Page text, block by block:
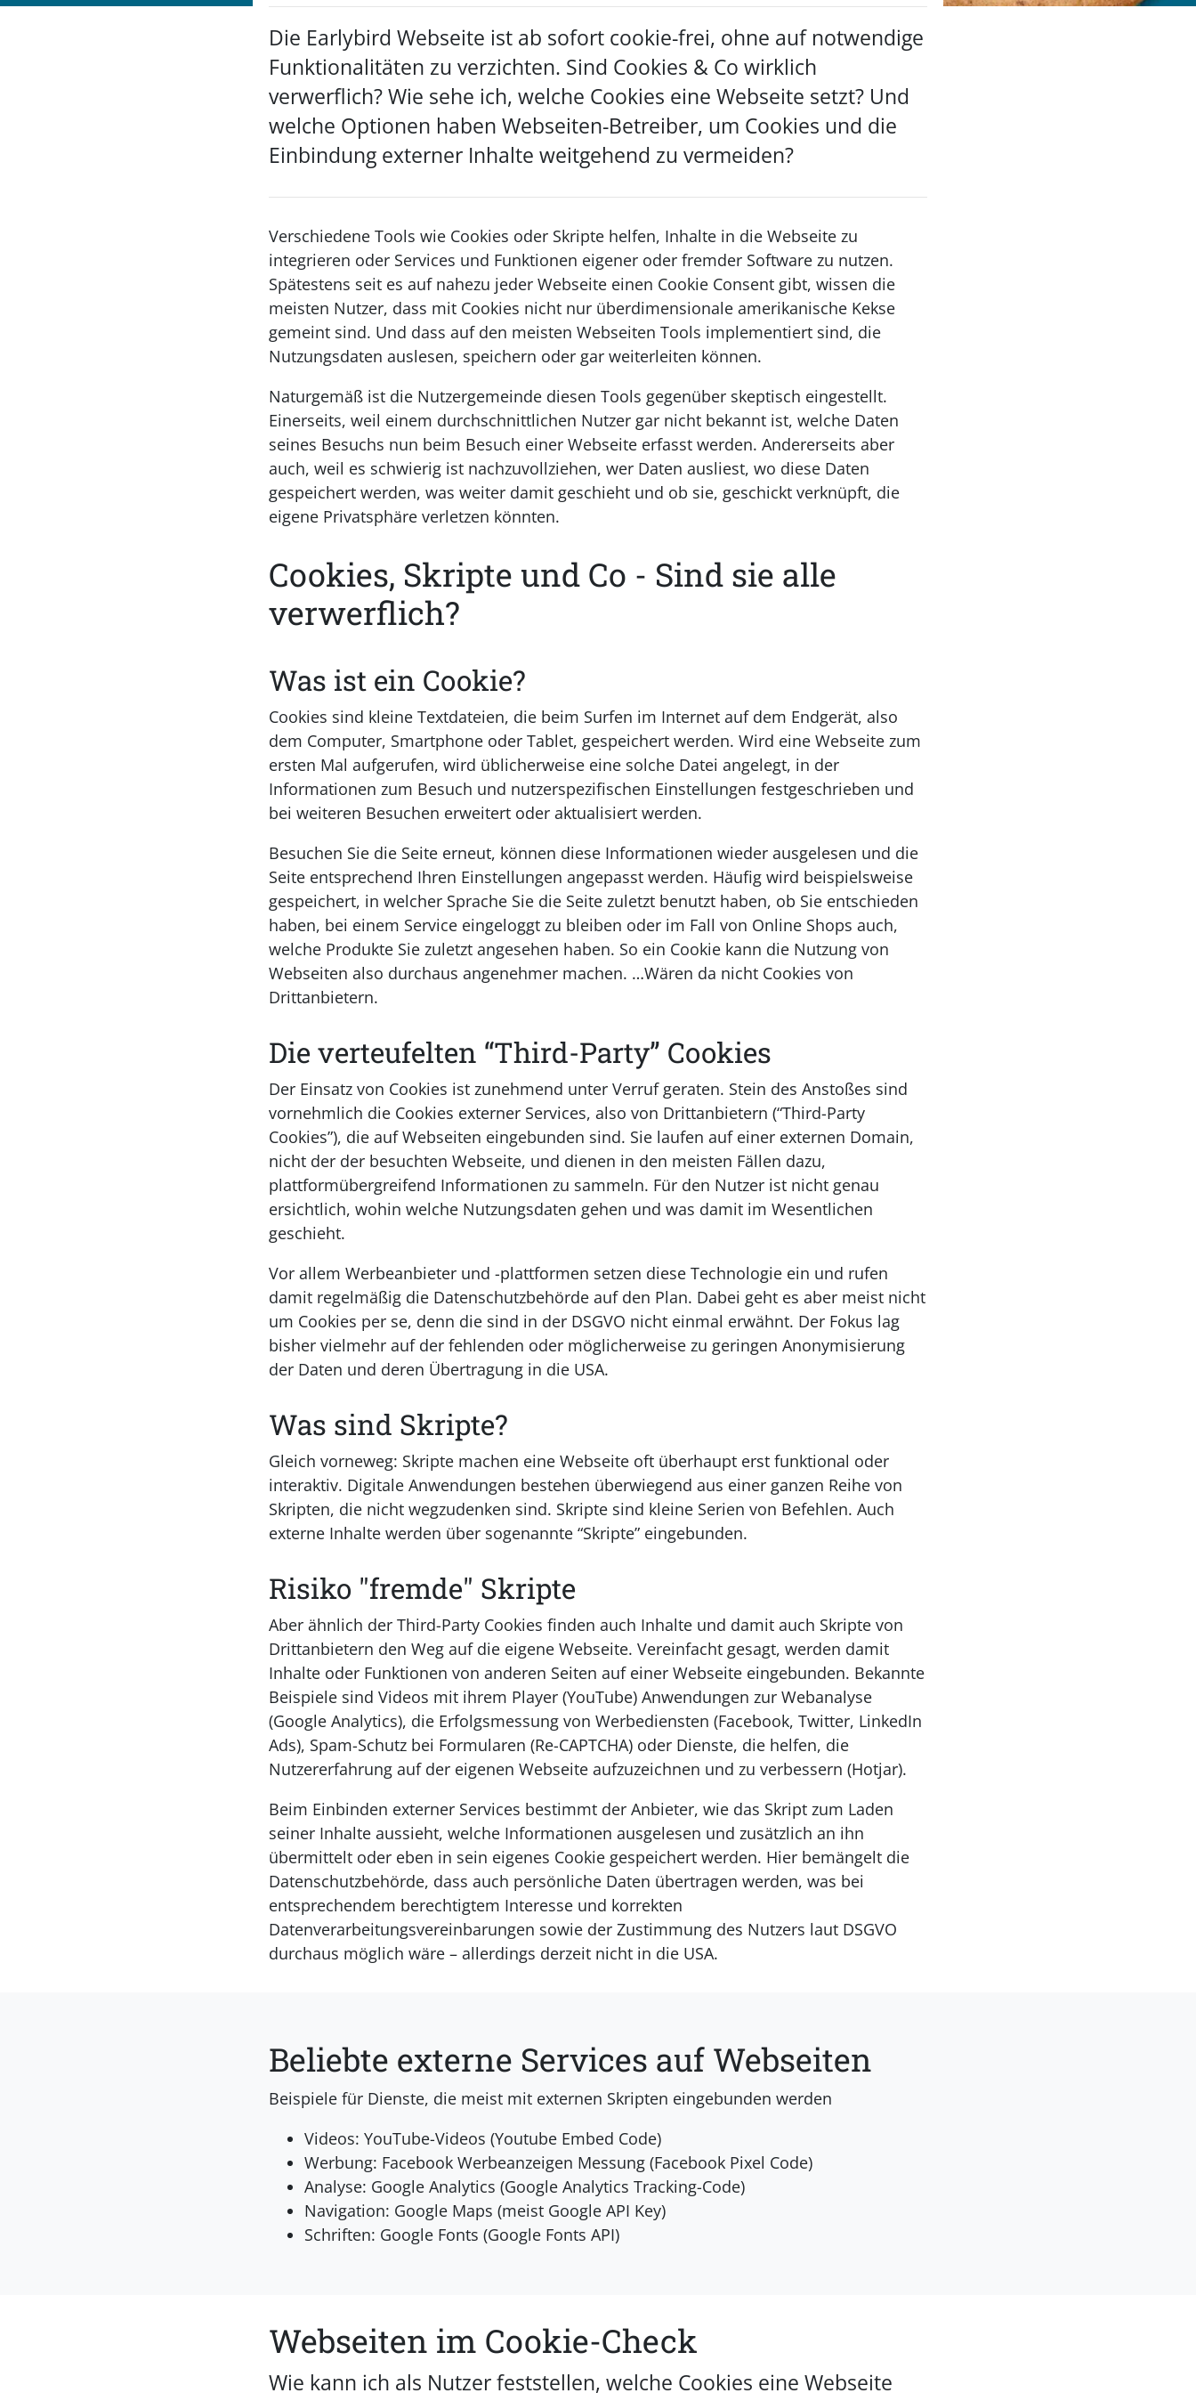
Die Earlybird Webseite ist ab sofort cookie-frei, ohne auf notwendige
Funktionalitäten zu verzichten. Sind Cookies & Co wirklich
verwerflich? Wie sehe ich, welche Cookies eine Webseite setzt? Und
welche Optionen haben Webseiten-Betreiber, um Cookies und die
Einbindung externer Inhalte weitgehend zu vermeiden?
Verschiedene Tools wie Cookies oder Skripte helfen, Inhalte in die Webseite zu
integrieren oder Services und Funktionen eigener oder fremder Software zu nutzen.
Spätestens seit es auf nahezu jeder Webseite einen Cookie Consent gibt, wissen die
meisten Nutzer, dass mit Cookies nicht nur überdimensionale amerikanische Kekse
gemeint sind. Und dass auf den meisten Webseiten Tools implementiert sind, die
Nutzungsdaten auslesen, speichern oder gar weiterleiten können.
Naturgemäß ist die Nutzergemeinde diesen Tools gegenüber skeptisch eingestellt.
Einerseits, weil einem durchschnittlichen Nutzer gar nicht bekannt ist, welche Daten
seines Besuchs nun beim Besuch einer Webseite erfasst werden. Andererseits aber
auch, weil es schwierig ist nachzuvollziehen, wer Daten ausliest, wo diese Daten
gespeichert werden, was weiter damit geschieht und ob sie, geschickt verknüpft, die
eigene Privatsphäre verletzen könnten.
Cookies, Skripte und Co - Sind sie alle
verwerflich?
Was ist ein Cookie?
Cookies sind kleine Textdateien, die beim Surfen im Internet auf dem Endgerät, also
dem Computer, Smartphone oder Tablet, gespeichert werden. Wird eine Webseite zum
ersten Mal aufgerufen, wird üblicherweise eine solche Datei angelegt, in der
Informationen zum Besuch und nutzerspezifischen Einstellungen festgeschrieben und
bei weiteren Besuchen erweitert oder aktualisiert werden.
Besuchen Sie die Seite erneut, können diese Informationen wieder ausgelesen und die
Seite entsprechend Ihren Einstellungen angepasst werden. Häufig wird beispielsweise
gespeichert, in welcher Sprache Sie die Seite zuletzt benutzt haben, ob Sie entschieden
haben, bei einem Service eingeloggt zu bleiben oder im Fall von Online Shops auch,
welche Produkte Sie zuletzt angesehen haben. So ein Cookie kann die Nutzung von
Webseiten also durchaus angenehmer machen. …Wären da nicht Cookies von
Drittanbietern.
Die verteufelten “Third-Party” Cookies
Der Einsatz von Cookies ist zunehmend unter Verruf geraten. Stein des Anstoßes sind
vornehmlich die Cookies externer Services, also von Drittanbietern (“Third-Party
Cookies”), die auf Webseiten eingebunden sind. Sie laufen auf einer externen Domain,
nicht der der besuchten Webseite, und dienen in den meisten Fällen dazu,
plattformübergreifend Informationen zu sammeln. Für den Nutzer ist nicht genau
ersichtlich, wohin welche Nutzungsdaten gehen und was damit im Wesentlichen
geschieht.
Vor allem Werbeanbieter und -plattformen setzen diese Technologie ein und rufen
damit regelmäßig die Datenschutzbehörde auf den Plan. Dabei geht es aber meist nicht
um Cookies per se, denn die sind in der DSGVO nicht einmal erwähnt. Der Fokus lag
bisher vielmehr auf der fehlenden oder möglicherweise zu geringen Anonymisierung
der Daten und deren Übertragung in die USA.
Was sind Skripte?
Gleich vorneweg: Skripte machen eine Webseite oft überhaupt erst funktional oder
interaktiv. Digitale Anwendungen bestehen überwiegend aus einer ganzen Reihe von
Skripten, die nicht wegzudenken sind. Skripte sind kleine Serien von Befehlen. Auch
externe Inhalte werden über sogenannte “Skripte” eingebunden.
Risiko "fremde" Skripte
Aber ähnlich der Third-Party Cookies finden auch Inhalte und damit auch Skripte von
Drittanbietern den Weg auf die eigene Webseite. Vereinfacht gesagt, werden damit
Inhalte oder Funktionen von anderen Seiten auf einer Webseite eingebunden. Bekannte
Beispiele sind Videos mit ihrem Player (YouTube) Anwendungen zur Webanalyse
(Google Analytics), die Erfolgsmessung von Werbediensten (Facebook, Twitter, LinkedIn
Ads), Spam-Schutz bei Formularen (Re-CAPTCHA) oder Dienste, die helfen, die
Nutzererfahrung auf der eigenen Webseite aufzuzeichnen und zu verbessern (Hotjar).
Beim Einbinden externer Services bestimmt der Anbieter, wie das Skript zum Laden
seiner Inhalte aussieht, welche Informationen ausgelesen und zusätzlich an ihn
übermittelt oder eben in sein eigenes Cookie gespeichert werden. Hier bemängelt die
Datenschutzbehörde, dass auch persönliche Daten übertragen werden, was bei
entsprechendem berechtigtem Interesse und korrekten
Datenverarbeitungsvereinbarungen sowie der Zustimmung des Nutzers laut DSGVO
durchaus möglich wäre – allerdings derzeit nicht in die USA.
Beliebte externe Services auf Webseiten
Beispiele für Dienste, die meist mit externen Skripten eingebunden werden
Videos: YouTube-Videos (Youtube Embed Code)
Werbung: Facebook Werbeanzeigen Messung (Facebook Pixel Code)
Analyse: Google Analytics (Google Analytics Tracking-Code)
Navigation: Google Maps (meist Google API Key)
Schriften: Google Fonts (Google Fonts API)
Webseiten im Cookie-Check
Wie kann ich als Nutzer feststellen, welche Cookies eine Webseite